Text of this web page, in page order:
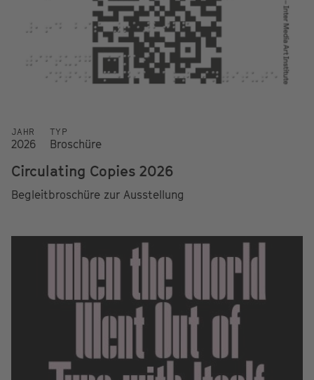
JAHR
2026
TYP
Broschüre
Circulating Copies 2026
Begleitbroschüre zur Ausstellung